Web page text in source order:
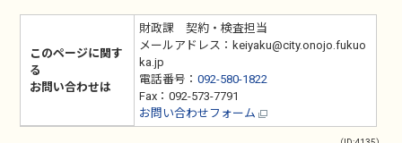
このページに関す
る
お問い合わせは
財政課 契約・検査担当
メールアドレス：keiyaku@city.onojo.fukuo
ka.jp
電話番号： 092-580-1822
Fax：092-573-7791
お問い合わせフォーム